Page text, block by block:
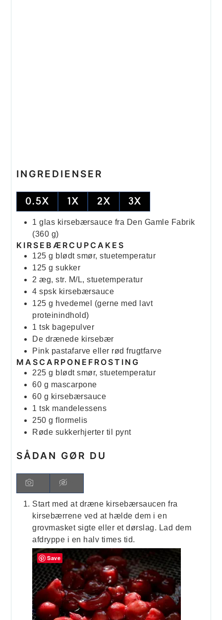
INGREDIENSER
0.5X 1X 2X 3X
1 glas kirsebærsauce fra Den Gamle Fabrik
(360 g)
KIRSEBÆRCUPCAKES
125 g blødt smør, stuetemperatur
125 g sukker
2 æg, str. M/L, stuetemperatur
4 spsk kirsebærsauce
125 g hvedemel (gerne med lavt
proteinindhold)
1 tsk bagepulver
De drænede kirsebær
Pink pastafarve eller rød frugtfarve
MASCARPONEFROSTING
225 g blødt smør, stuetemperatur
60 g mascarpone
60 g kirsebærsauce
1 tsk mandelessens
250 g flormelis
Røde sukkerhjerter til pynt
SÅDAN GØR DU
Start med at dræne kirsebærsaucen fra
kirsebærrene ved at hælde dem i en
grovmasket sigte eller et dørslag. Lad dem
afdryppe i en halv times tid.
Save